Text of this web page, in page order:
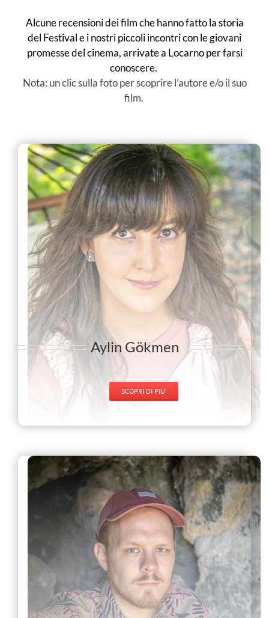
Alcune recensioni dei film che hanno fatto la storia
del Festival e i nostri piccoli incontri con le giovani
promesse del cinema, arrivate a Locarno per farsi
conoscere.
Nota: un clic sulla foto per scoprire l’autore e/o il suo
film.
Aylin Gökmen
SCOPRI DI PIU’